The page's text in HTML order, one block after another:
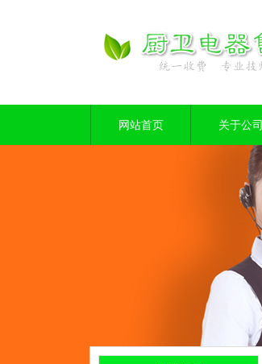
网站首页 关于公司